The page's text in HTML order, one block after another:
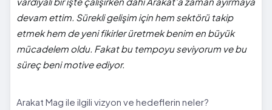
devam ettim. Sürekli gelişim için hem sektörü takip
etmek hem de yeni fikirler üretmek benim en büyük
mücadelem oldu. Fakat bu tempoyu seviyorum ve bu
süreç beni motive ediyor.
Arakat Mag ile ilgili vizyon ve hedeflerin neler?